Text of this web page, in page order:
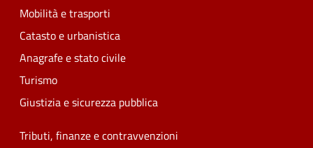
Mobilità e trasporti
Catasto e urbanistica
Anagrafe e stato civile
Turismo
Giustizia e sicurezza pubblica
Tributi, finanze e contravvenzioni